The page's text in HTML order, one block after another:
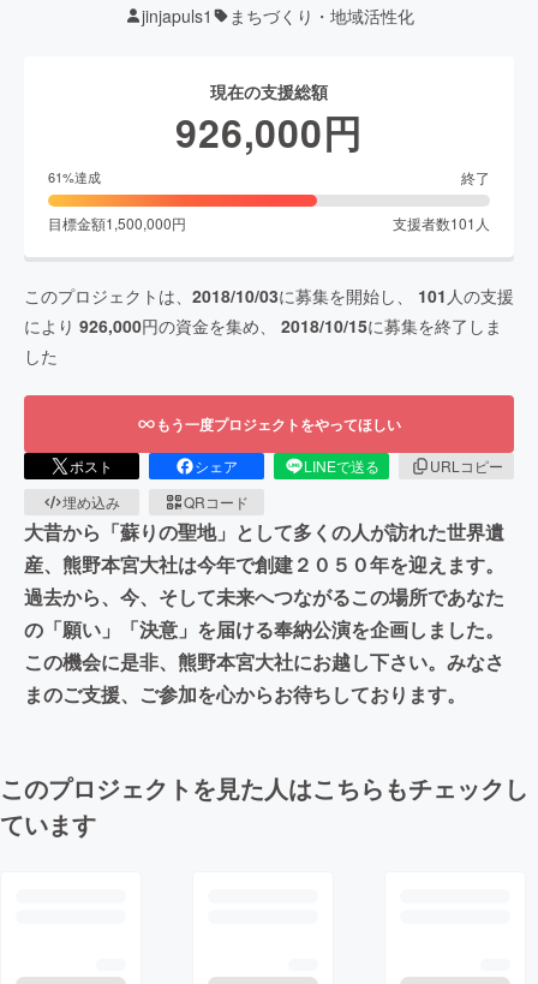
jinjapuls1 まちづくり・地域活性化
現在の支援総額
926,000円
61%達成 終了
目標金額1,500,000円 支援者数101 人
このプロジェクトは、 2018/10/03に募集を開始し、 101 人の支援
により 926,000円の資金を集め、 2018/10/15に募集を終了しま
した
もう一度プロジェクトをやってほしい
ポスト シェア LINEで送る
URLコピー
埋め込み
QRコード
大昔から「蘇りの聖地」として多くの人が訪れた世界遺
産、熊野本宮大社は今年で創建２０５０年を迎えます。
過去から、今、そして未来へつながるこの場所であなた
の「願い」「決意」を届ける奉納公演を企画しました。
この機会に是非、熊野本宮大社にお越し下さい。みなさ
まのご支援、ご参加を心からお待ちしております。
このプロジェクトを見た人はこちらもチェックし
ています